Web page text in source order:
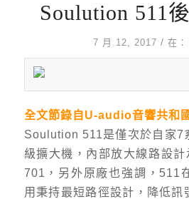
Soulution 511
7 月 12, 2017 / 在：
全文節錄自U-audio音響共和
Soulution 511是僅次於自家7
級擴大機，內部放大線路設
701，另外原廠也強調，511
用秉持最短路徑設計，降低訊